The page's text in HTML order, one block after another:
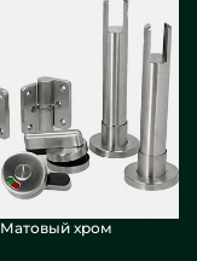
Матовый хром